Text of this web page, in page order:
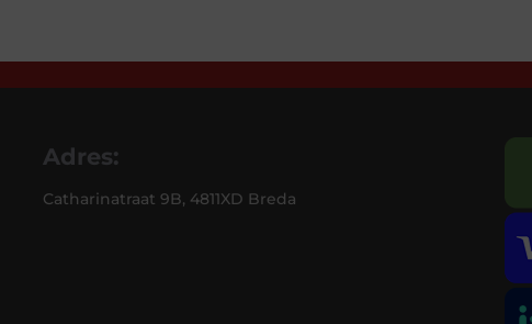
Adres:
Catharinatraat 9B, 4811XD Breda